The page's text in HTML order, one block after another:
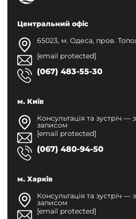
Центральний офіс
65023, м. Одеса, пров.
[email protected]
(067) 483-55-30
м. Київ
Консультація та зустріч —
записом
[email protected]
(067) 480-94-50
м. Харків
Консультація та зустріч —
записом
[email protected]